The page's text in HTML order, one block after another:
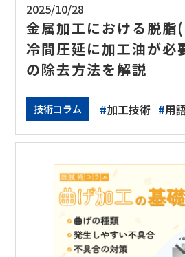
2025/10/28
金属加工における脱脂
冷間圧延に加工油が必
の除去方法を解説
技術コラム #加工技術 #用